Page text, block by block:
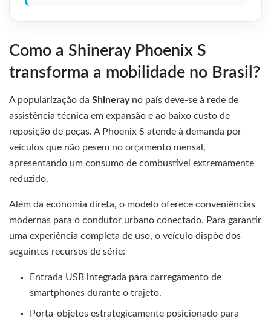
Como a Shineray Phoenix S
transforma a mobilidade no Brasil?
A popularização da Shinerayno país deve-se à rede de
assistência técnica em expansão e ao baixo custo de
reposição de peças. A Phoenix S atende à demanda por
veículos que não pesem no orçamento mensal,
apresentando um consumo de combustível extremamente
reduzido.
Além da economia direta, o modelo oferece conveniências
modernas para o condutor urbano conectado. Para garantir
uma experiência completa de uso, o veículo dispõe dos
seguintes recursos de série:
Entrada USB integrada para carregamento de
smartphones durante o trajeto.
Porta-objetos estrategicamente posicionado para